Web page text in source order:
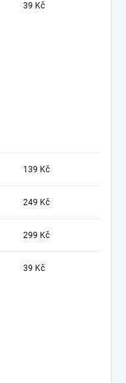
39 Kč
139 Kč
249 Kč
299 Kč
39 Kč